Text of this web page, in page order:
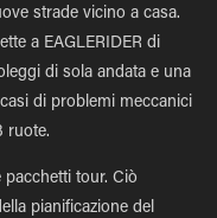
strade vicino a casa.
a EAGLERIDER di
di sola andata e una
di problemi meccanici
ruote.
pacchetti tour. Ciò
pianificazione del